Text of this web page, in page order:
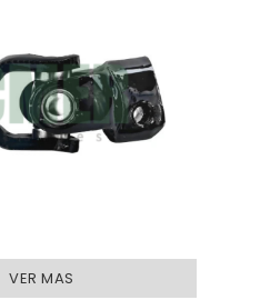
VER MAS